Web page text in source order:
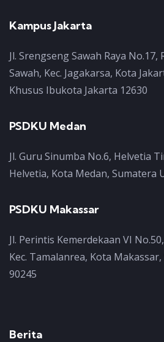
Kampus Jakarta
Jl. Srengseng Sawah Raya No.17,
Sawah, Kec. Jagakarsa, Kota
Khusus Ibukota Jakarta 12630
PSDKU Medan
Jl. Guru Sinumba No.6, Helvetia
Helvetia, Kota Medan, Sumatera
PSDKU Makassar
Jl. Perintis Kemerdekaan VI
Kec. Tamalanrea, Kota
90245
Berita